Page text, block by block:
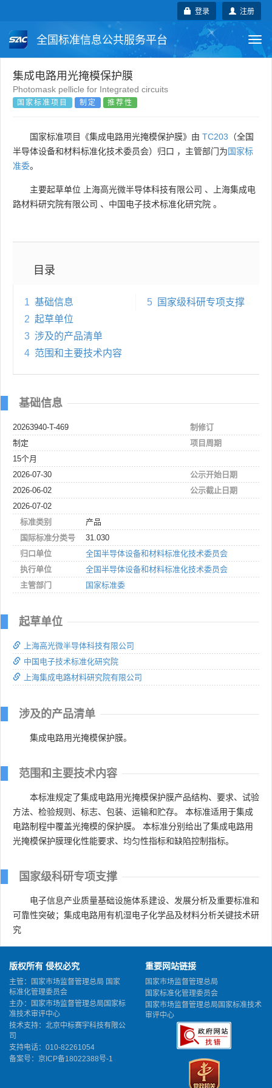
注册
登录
全国标准信息公共服务平台
国家标准 行业标准
团体标准 企业标准
国外标准 技术委员会
集成电路用光掩模保护膜
Photomask pellicle for Integrated circuits
国家标准项目 制定 推荐性
国家标准项目《集成电路用光掩模保护膜》由 TC203 （全国
半导体设备和材料标准化技术委员会）归口 ，主管部门为国家标
准委。
主要起草单位 上海高光微半导体科技有限公司 、
上海集成电
路材料研究院有限公司 、 中国电子技术标准化研究院 。
目录
1 基础信息
2 起草单位
3 涉及的产品清单
4 范围和主要技术内容
5 国家级科研专项支撑
基础信息
20263940-T-469
制修订
制定
项目周期
15个月
2026-07-30
公示开始日期
2026-06-02
公示截止日期
2026-07-02
标准类别
产品
国际标准分类号
31.030
归口单位
全国半导体设备和材料标准化技术委员会
执行单位
全国半导体设备和材料标准化技术委员会
主管部门
国家标准委
起草单位
上海高光微半导体科技有限公司
中国电子技术标准化研究院
上海集成电路材料研究院有限公司
涉及的产品清单
集成电路用光掩模保护膜。
范围和主要技术内容
本标准规定了集成电路用光掩模保护膜产品结构、要求、试验
方法、检验规则、标志、包装、运输和贮存。 本标准适用于集成
电路制程中覆盖光掩模的保护膜。 本标准分别给出了集成电路用
光掩模保护膜理化性能要求、均匀性指标和缺陷控制指标。
国家级科研专项支撑
电子信息产业质量基础设施体系建设、发展分析及重要标准和
可靠性突破；集成电路用有机湿电子化学品及材料分析关键技术研
究
版权所有 侵权必究
主管：国家市场监督管理总局 国家
标准化管理委员会
主办：国家市场监督管理总局国家标
准技术审评中心
技术支持：北京中标赛宇科技有限公
司
支持电话：010-82261054
备案号： 京ICP备18022388号-1
重要网站链接
国家市场监督管理总局
国家标准化管理委员会
国家市场监督管理总局国家标准技术
审评中心